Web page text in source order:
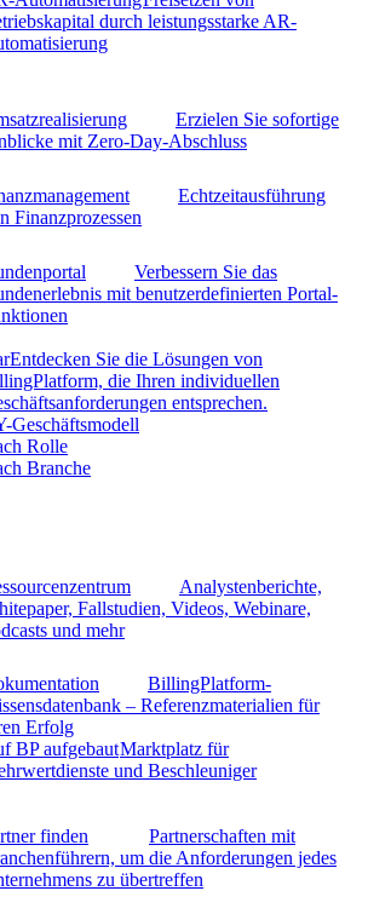
durch leistungsstarke AR-
Erzielen Sie sofortige
mit Zero-Day-Abschluss
Echtzeitausführung
Finanzprozessen
Verbessern Sie das
mit benutzerdefinierten Portal-
Entdecken Sie die Lösungen von
die Ihren individuellen
entsprechen.
Geschäftsmodell
Rolle
Branche
Analystenberichte,
Fallstudien, Videos, Webinare,
und mehr
BillingPlatform-
– Referenzmaterialien für
Erfolg
BP aufgebautMarktplatz für
und Beschleuniger
finden
Partnerschaften mit
um die Anforderungen jedes
zu übertreffen